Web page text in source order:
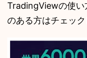
TradingViewの使い
のある方はチェック